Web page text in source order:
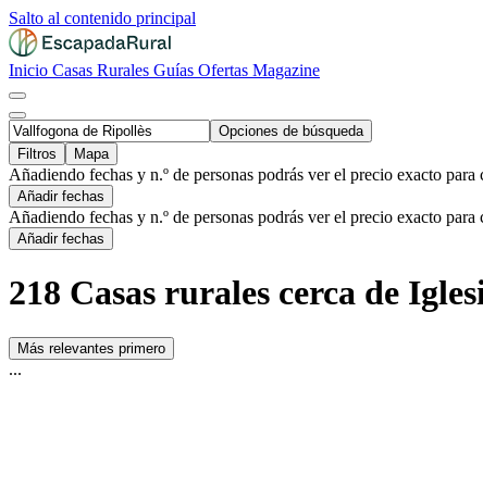
Salto al contenido principal
Inicio Casas Rurales Guías Ofertas Magazine
Opciones de búsqueda
Filtros
Mapa
Añadiendo fechas y n.º de personas podrás ver el precio exacto para
Añadir fechas
Añadiendo fechas y n.º de personas podrás ver el precio exacto para
Añadir fechas
218 Casas rurales cerca de
Más relevantes primero
...